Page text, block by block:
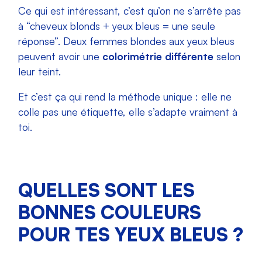
Ce qui est intéressant, c’est qu’on ne s’arrête pas
à “cheveux blonds + yeux bleus = une seule
réponse”. Deux femmes blondes aux yeux bleus
peuvent avoir une colorimétrie différente selon
leur teint.
Et c’est ça qui rend la méthode unique : elle ne
colle pas une étiquette, elle s’adapte vraiment à
toi.
QUELLES SONT LES
BONNES COULEURS
POUR TES YEUX BLEUS ?